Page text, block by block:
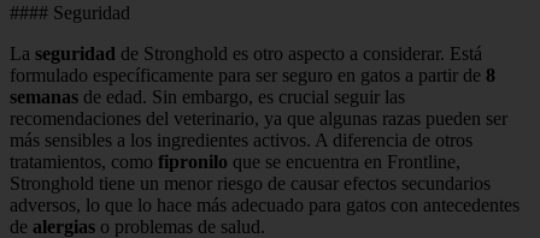
#### Seguridad
La seguridad de Stronghold es otro aspecto a considerar. Está
formulado específicamente para ser seguro en gatos a partir de 8
semanas de edad. Sin embargo, es crucial seguir las
recomendaciones del veterinario, ya que algunas razas pueden ser
más sensibles a los ingredientes activos. A diferencia de otros
tratamientos, como fipronilo que se encuentra en Frontline,
Stronghold tiene un menor riesgo de causar efectos secundarios
adversos, lo que lo hace más adecuado para gatos con antecedentes
de alergias o problemas de salud.